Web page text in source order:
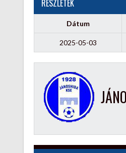
RÉSZLETEK
Dátum
2025-05-03